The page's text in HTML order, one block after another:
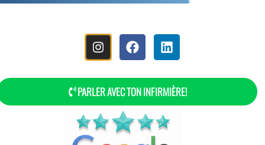
PARLER AVEC TON INFIRMIÈRE!